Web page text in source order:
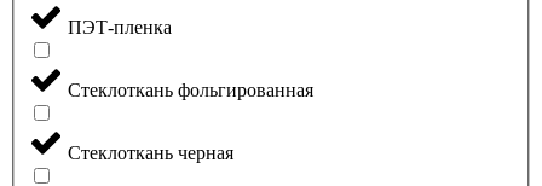
ПЭТ-пленка
Стеклоткань фольгированная
Стеклоткань черная